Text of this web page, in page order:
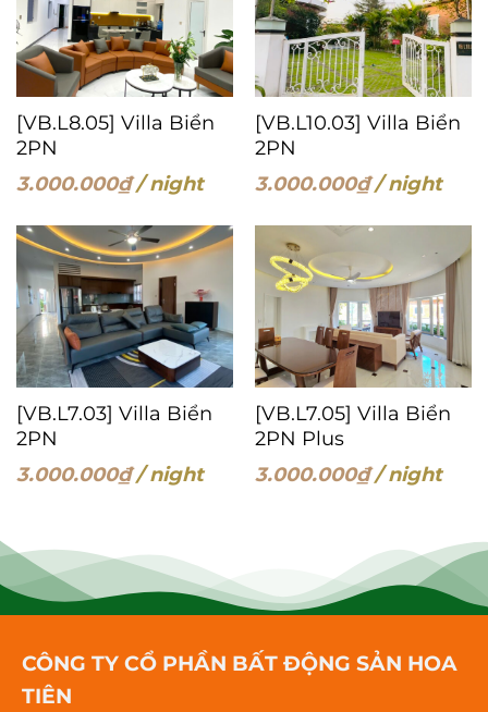
[VB.L8.05] Villa Biển
2PN
3.000.000₫/ night
[VB.L10.03] Villa Biển
2PN
3.000.000₫/ night
[VB.L7.03] Villa Biển
2PN
3.000.000₫/ night
[VB.L7.05] Villa Biển
2PN Plus
3.000.000₫/ night
CÔNG TY CỔ PHẦN BẤT ĐỘNG SẢN HOA
TIÊN